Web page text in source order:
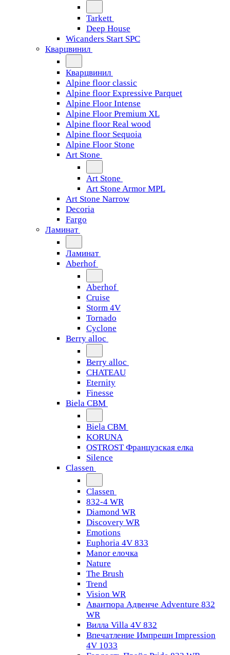
Tarkett
Deep House
Wicanders Start SPC
Кварцвинил
Кварцвинил
Alpine floor classic
Alpine floor Expressive Parquet
Alpine Floor Intense
Alpine Floor Premium XL
Alpine floor Real wood
Alpine floor Sequoia
Alpine Floor Stone
Art Stone
Art Stone
Art Stone Armor MPL
Art Stone Narrow
Decoria
Fargo
Ламинат
Ламинат
Aberhof
Aberhof
Cruise
Storm 4V
Tornado
Сyclone
Berry alloc
Berry alloc
CHATEAU
Eternity
Finesse
Biela CBM
Biela CBM
KORUNA
OSTROST Французская елка
Silence
Classen
Classen
832-4 WR
Diamond WR
Discovery WR
Emotions
Euphoria 4V 833
Manor елочка
Nature
The Brush
Trend
Vision WR
Авантюра Адвенче Adventure 832
WR
Вилла Villa 4V 832
Впечатление Импрешн Impression
4V 1033